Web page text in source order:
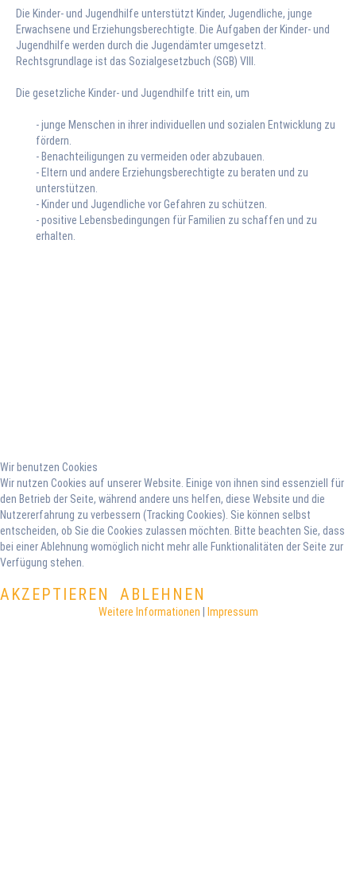
Unterstützen Sie
uns
Erziehungs- und
Familienberatung
Flexible Hilfen
Die Kinder- und Jugendhilfe unterstützt Kinder, Jugendliche, junge
Erwachsene und Erziehungsberechtigte. Die Aufgaben der Kinder- und
Jugendhilfe werden durch die Jugendämter umgesetzt.
Rechtsgrundlage ist das Sozialgesetzbuch (SGB) VIII.
Die gesetzliche Kinder- und Jugendhilfe tritt ein, um
- junge Menschen in ihrer individuellen und sozialen Entwicklung zu
fördern.
- Benachteiligungen zu vermeiden oder abzubauen.
- Eltern und andere Erziehungsberechtigte zu beraten und zu
unterstützen.
- Kinder und Jugendliche vor Gefahren zu schützen.
- positive Lebensbedingungen für Familien zu schaffen und zu
erhalten.
Wir benutzen Cookies
Wir nutzen Cookies auf unserer Website. Einige von ihnen sind essenziell für
den Betrieb der Seite, während andere uns helfen, diese Website und die
Nutzererfahrung zu verbessern (Tracking Cookies). Sie können selbst
entscheiden, ob Sie die Cookies zulassen möchten. Bitte beachten Sie, dass
bei einer Ablehnung womöglich nicht mehr alle Funktionalitäten der Seite zur
Verfügung stehen.
AKZEPTIEREN ABLEHNEN
Weitere Informationen Impressum